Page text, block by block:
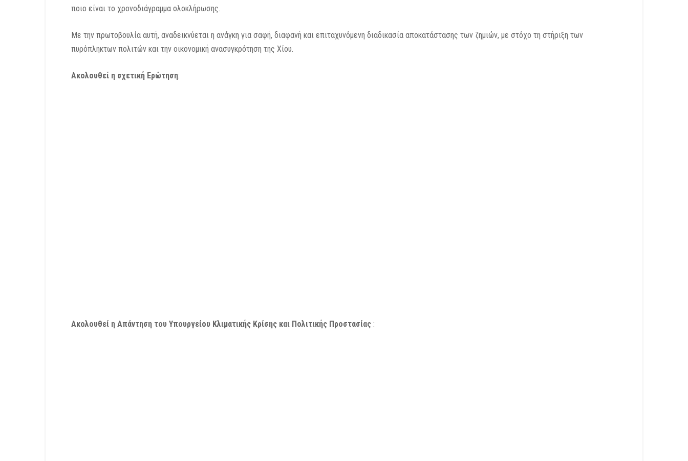
ποιο είναι το χρονοδιάγραμμα ολοκλήρωσης.
Με την πρωτοβουλία αυτή, αναδεικνύεται η ανάγκη για σαφή, διαφανή και επιταχυνόμενη διαδικασία αποκατάστασης των ζημιών, με στόχο τη στήριξη των
πυρόπληκτων πολιτών και την οικονομική ανασυγκρότηση της Χίου.
Ακολουθεί η σχετική Ερώτηση:
Ακολουθεί η Απάντηση του Υπουργείου Κλιματικής Κρίσης και Πολιτικής Προστασίας :